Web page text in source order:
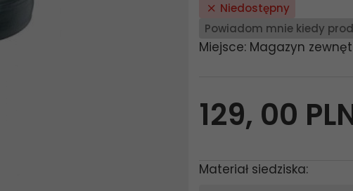
Niedostępny
Powiadom mnie kiedy
Miejsce: Magazyn
129, 00
Materiał siedziska: